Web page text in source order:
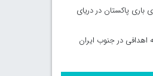
باری پاکستان در دریای
اهدافی در جنوب ایران